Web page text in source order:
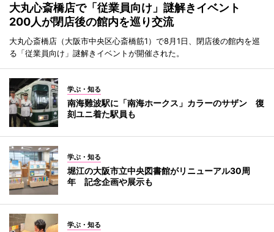
大丸心斎橋店で「従業員向け」謎解きイベント
200人が閉店後の館内を巡り交流
大丸心斎橋店（大阪市中央区心斎橋筋1）で8月1日、閉店後の館内を巡
る「従業員向け」謎解きイベントが開催された。
学ぶ・知る
南海難波駅に「南海ホークス」カラーのサザン 復
刻ユニ着た駅員も
学ぶ・知る
堀江の大阪市立中央図書館がリニューアル30周
年 記念企画や展示も
学ぶ・知る